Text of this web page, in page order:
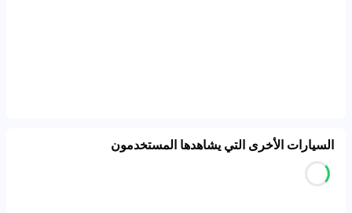
السيارات الأخرى التي يشاهدها المستخدمون